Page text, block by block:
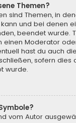
Themen?
sind Themen, in
und bei denen
beendet wurde.
einen Moderator
hast du auch
sofern dies
wurde.
vom Autor